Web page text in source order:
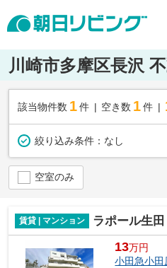
川崎市多摩区長沢
該当物件数 1件 空き数 1 件
絞り込み条件： なし
空室のみ
賃貸 | マンション ラポール生田
13万円
小田急小田